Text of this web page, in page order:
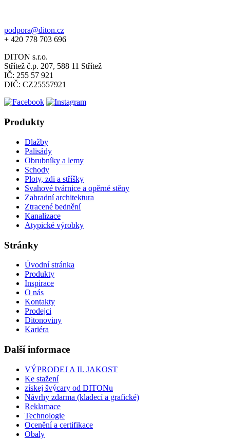
podpora@diton.cz
+ 420 778 703 696
DITON s.r.o.
Střítež č.p. 207, 588 11 Střítež
IČ: 255 57 921
DIČ: CZ25557921
Produkty
Dlažby
Palisády
Obrubníky a lemy
Schody
Ploty, zdi a stříšky
Svahové tvárnice a opěrné stěny
Zahradní architektura
Ztracené bednění
Kanalizace
Atypické výrobky
Stránky
Úvodní stránka
Produkty
Inspirace
O nás
Kontakty
Prodejci
Ditonoviny
Kariéra
Další informace
VÝPRODEJ A II. JAKOST
Ke stažení
získej švýcary od DITONu
Návrhy zdarma (kladecí a grafické)
Reklamace
Technologie
Ocenění a certifikace
Obaly